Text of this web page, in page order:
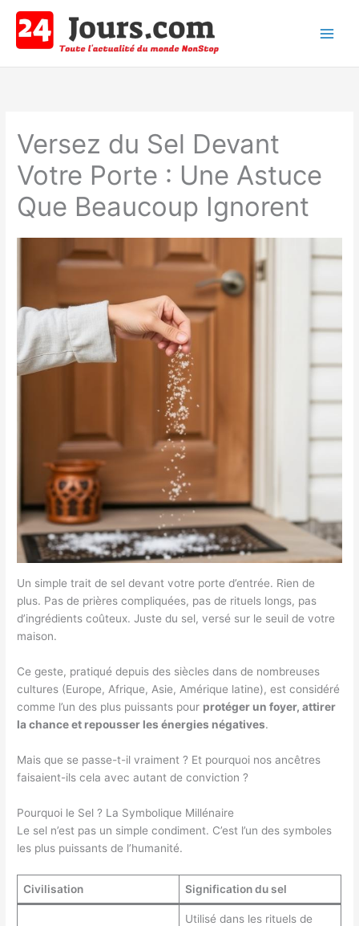
contenu
Versez du Sel Devant
Votre Porte : Une Astuce
Que Beaucoup Ignorent
Un simple trait de sel devant votre porte d’entrée. Rien de
plus. Pas de prières compliquées, pas de rituels longs, pas
d’ingrédients coûteux. Juste du sel, versé sur le seuil de votre
maison.
Ce geste, pratiqué depuis des siècles dans de nombreuses
cultures (Europe, Afrique, Asie, Amérique latine), est considéré
comme l’un des plus puissants pour protéger un foyer, attirer
la chance et repousser les énergies négatives.
Mais que se passe-t-il vraiment ? Et pourquoi nos ancêtres
faisaient-ils cela avec autant de conviction ?
Pourquoi le Sel ? La Symbolique Millénaire
Le sel n’est pas un simple condiment. C’est l’un des symboles
les plus puissants de l’humanité.
Civilisation Signification du sel
Utilisé dans les rituels de